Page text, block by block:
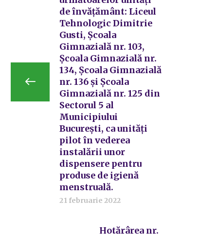
de învățământ: Liceul
Tehnologic Dimitrie
Gusti, Școala
Gimnazială nr. 103,
Școala Gimnazială nr.
134, Școala Gimnazială
nr. 136 și Școala
Gimnazială nr. 125 din
Sectorul 5 al
Municipiului
București, ca unități
pilot în vederea
instalării unor
dispensere pentru
produse de igienă
menstruală.
21 februarie 2022
Hotărârea nr.